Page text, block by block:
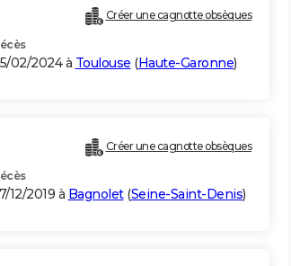
Créer une cagnotte obsèques
02/2024 à Toulouse (Haute-Garonne)
Créer une cagnotte obsèques
12/2019 à Bagnolet(Seine-Saint-Denis)